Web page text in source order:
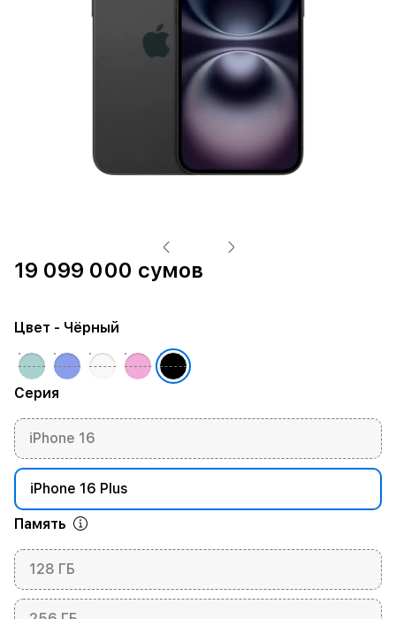
19 099 000 сумов
Серия
iPhone 16
iPhone 16 Plus
Память
128 ГБ
Цвет - Чёрный